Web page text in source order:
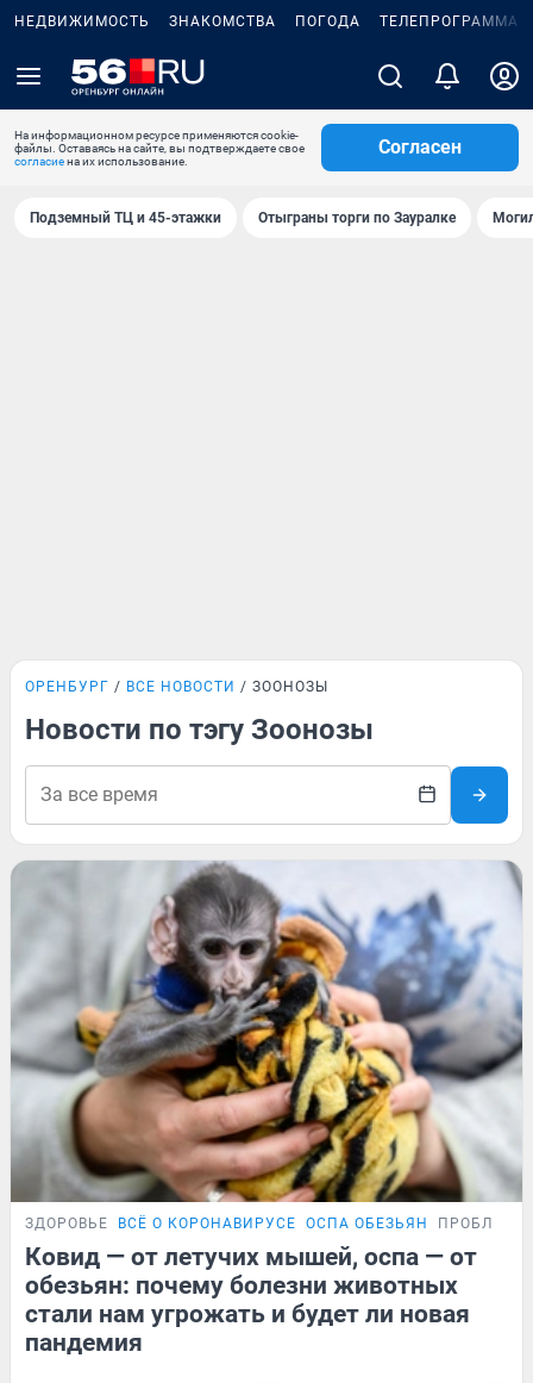
НЕДВИЖИМОСТЬ ЗНАКОМСТВА ПОГОДА ТЕЛЕПРОГРАММА
На информационном ресурсе применяются cookie-
файлы. Оставаясь на сайте, вы подтверждаете свое
согласиена их использование.
Согласен
Подземный ТЦ и 45-этажки Отыграны торги по Зауралке
ОРЕНБУРГ ВСЕ НОВОСТИ ЗООНОЗЫ
Новости по тэгу Зоонозы
ЗДОРОВЬЕ ВСЁ О КОРОНАВИРУСЕ ОСПА ОБЕЗЬЯН ПРОБЛЕМА
Ковид — от летучих мышей, оспа — от
обезьян: почему болезни животных
стали нам угрожать и будет ли новая
пандемия